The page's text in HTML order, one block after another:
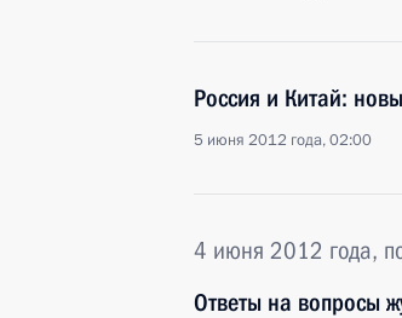
Россия и Китай:
5 июня 2012 года, 02:00
4 июня 2012 года,
Ответы на вопросы